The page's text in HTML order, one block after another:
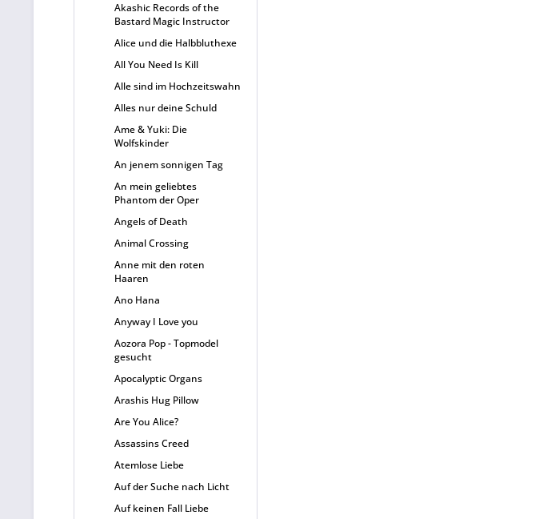
Akashic Records of the
Bastard Magic Instructor
Alice und die Halbbluthexe
All You Need Is Kill
Alle sind im Hochzeitswahn
Alles nur deine Schuld
Ame & Yuki: Die
Wolfskinder
An jenem sonnigen Tag
An mein geliebtes
Phantom der Oper
Angels of Death
Animal Crossing
Anne mit den roten
Haaren
Ano Hana
Anyway I Love you
Aozora Pop - Topmodel
gesucht
Apocalyptic Organs
Arashis Hug Pillow
Are You Alice?
Assassins Creed
Atemlose Liebe
Auf der Suche nach Licht
Auf keinen Fall Liebe